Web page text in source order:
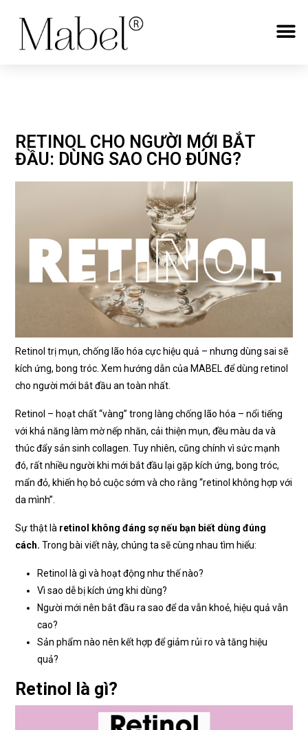
RETINOL CHO NGƯỜI MỚI BẮT
ĐẦU: DÙNG SAO CHO ĐÚNG?
Retinol trị mụn, chống lão hóa cực hiệu quả – nhưng dùng sai sẽ
kích ứng, bong tróc. Xem hướng dẫn của MABEL để dùng retinol
cho người mới bắt đầu an toàn nhất.
Retinol – hoạt chất “vàng” trong làng chống lão hóa – nổi tiếng
với khả năng làm mờ nếp nhăn, cải thiện mụn, đều màu da và
thúc đẩy sản sinh collagen. Tuy nhiên, cũng chính vì sức mạnh
đó, rất nhiều người khi mới bắt đầu lại gặp kích ứng, bong tróc,
mẩn đỏ, khiến họ bỏ cuộc sớm và cho rằng “retinol không hợp với
da mình”.
Sự thật là retinol không đáng sợ nếu bạn biết dùng đúng
cách. Trong bài viết này, chúng ta sẽ cùng nhau tìm hiểu:
Retinol là gì và hoạt động như thế nào?
Vì sao dễ bị kích ứng khi dùng?
Người mới nên bắt đầu ra sao để da vẫn khoẻ, hiệu quả vẫn
cao?
Sản phẩm nào nên kết hợp để giảm rủi ro và tăng hiệu
quả?
Retinol là gì?